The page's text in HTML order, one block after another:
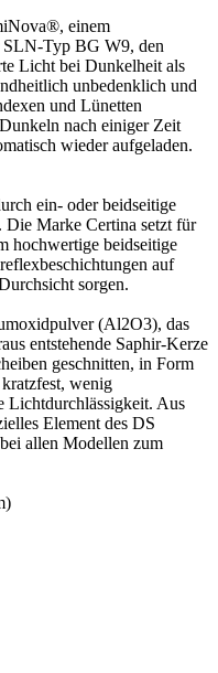
einem
SLN-Typ BG W9, den
Licht bei Dunkelheit als
unbedenklich und
und Lünetten
nach einiger Zeit
wieder aufgeladen.
ein- oder beidseitige
Die Marke Certina setzt für
hochwertige beidseitige
auf
sorgen.
(Al2O3), das
entstehende Saphir-Kerze
geschnitten, in Form
wenig
Lichtdurchlässigkeit. Aus
Element des DS
allen Modellen zum